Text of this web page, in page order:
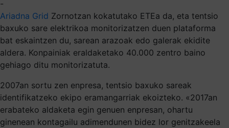
-
Ariadna Grid Zornotzan kokatutako ETEa da, eta tentsio
baxuko sare elektrikoa monitorizatzen duen plataforma
bat eskaintzen du, sarean arazoak edo galerak ekidite
aldera. Konpainiak eraldaketako 40.000 zentro baino
gehiago ditu monitorizatuta.
2007an sortu zen enpresa, tentsio baxuko sareak
identifikatzeko ekipo eramangarriak ekoizteko. «2017an
erabateko aldaketa egin genuen enpresan, ohartu
ginenean kontagailu adimendunen bidez lor genitzakeela